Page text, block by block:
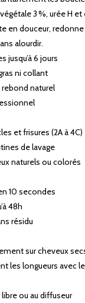
3 %, urée H
en douceur,
alourdir.
jusqu’à 6 jours
ni collant
rebond naturel
et frisures (2A à 4C)
de lavage
naturels ou colorés
10 secondes
48h
résidu
sur cheveux
les longueurs avec
libre ou au diffuseur